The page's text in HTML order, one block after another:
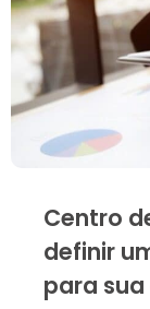
Centro
definir
para